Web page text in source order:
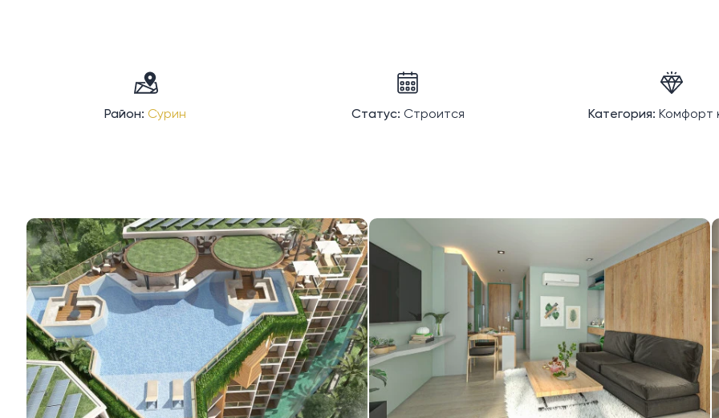
Район: Сурин Статус: Строится Категория: Комфорт